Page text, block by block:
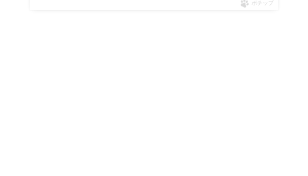
ポチップ